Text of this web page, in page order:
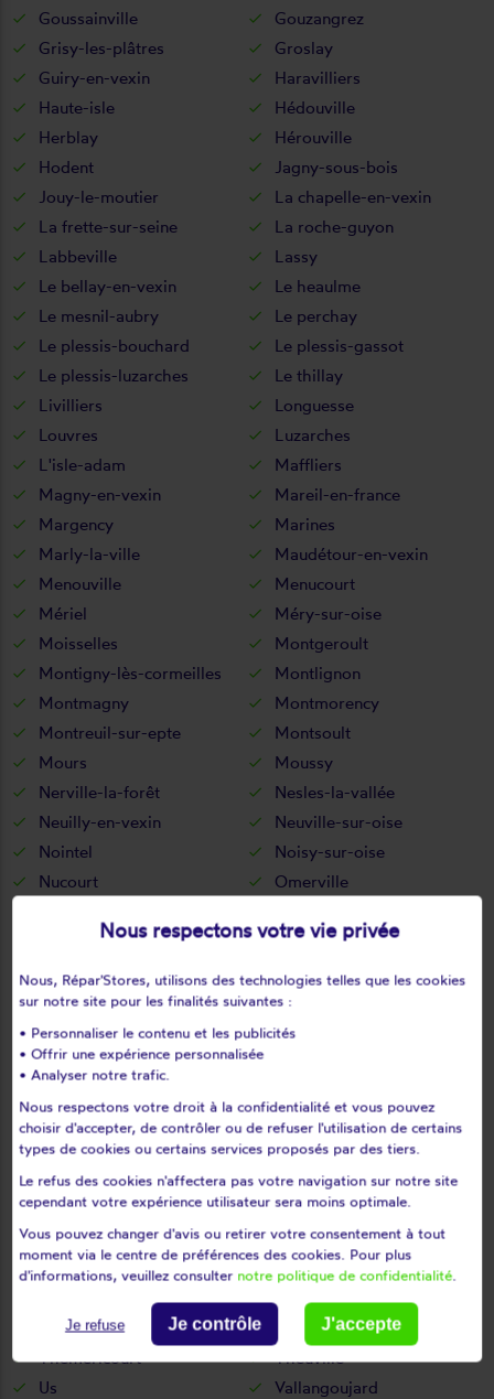
Goussainville
Gouzangrez
Grisy-les-plâtres
Groslay
Guiry-en-vexin
Haravilliers
Haute-isle
Hédouville
Herblay
Hérouville
Hodent
Jagny-sous-bois
Jouy-le-moutier
La chapelle-en-vexin
La frette-sur-seine
La roche-guyon
Labbeville
Lassy
Le bellay-en-vexin
Le heaulme
Le mesnil-aubry
Le perchay
Le plessis-bouchard
Le plessis-gassot
Le plessis-luzarches
Le thillay
Livilliers
Longuesse
Louvres
Luzarches
L'isle-adam
Maffliers
Magny-en-vexin
Mareil-en-france
Margency
Marines
Marly-la-ville
Maudétour-en-vexin
Menouville
Menucourt
Mériel
Méry-sur-oise
Moisselles
Montgeroult
Montigny-lès-cormeilles
Montlignon
Montmagny
Montmorency
Montreuil-sur-epte
Montsoult
Mours
Moussy
Nerville-la-forêt
Nesles-la-vallée
Neuilly-en-vexin
Neuville-sur-oise
Nointel
Noisy-sur-oise
Nucourt
Omerville
Pierrelaye
Piscop
Pontoise
Presles
Puiseux-en-france
Puiseux-pontoise
Roissy-en-france
Ronquerolles
Saint-brice-sous-forêt
Saint-cyr-en-arthies
Saint-gervais
Saint-gratien
Saint-leu-la-forêt
Saint-martin-du-tertre
Saint-ouen-l'aumône
Saint-prix
Saint-witz
Sannois
Santeuil
Sarcelles
Seraincourt
Soisy-sous-montmorency
Survilliers
Taverny
Théméricourt
Theuville
Us
Vallangoujard
Nous respectons votre vie privée
Nous, Répar'Stores, utilisons des technologies telles que les cookies
sur notre site pour les finalités suivantes :
• Personnaliser le contenu et les publicités
• Offrir une expérience personnalisée
• Analyser notre trafic.
Nous respectons votre droit à la confidentialité et vous pouvez
choisir d'accepter, de contrôler ou de refuser l'utilisation de certains
types de cookies ou certains services proposés par des tiers.
Le refus des cookies n'affectera pas votre navigation sur notre site
cependant votre expérience utilisateur sera moins optimale.
Vous pouvez changer d'avis ou retirer votre consentement à tout
moment via le centre de préférences des cookies. Pour plus
d'informations, veuillez consulter notre politique de confidentialité.
Je refuse Je contrôle J'accepte